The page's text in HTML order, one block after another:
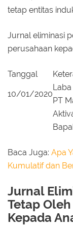
tetap entitas
Jurnal eliminasi
perusahaan
Tanggal
10/01/2020
PT
Baca Juga: Apa
Kumulatif dan
Jurnal
Tetap
Kepada